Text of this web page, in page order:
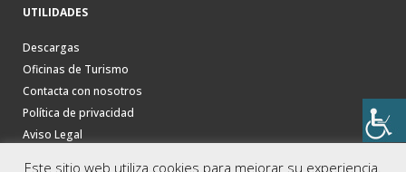
UTILIDADES
Descargas
Oficinas de Turismo
Contacta con nosotros
Política de privacidad
Aviso Legal
Este sitio web utiliza cookies para mejorar su experiencia.